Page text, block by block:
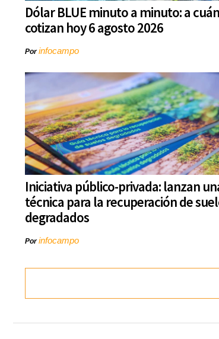
Dólar BLUE minuto a minuto: a
cotizan hoy 6 agosto 2026
Porinfocampo
Iniciativa público-privada: lanzan
técnica para la recuperación de
degradados
Porinfocampo